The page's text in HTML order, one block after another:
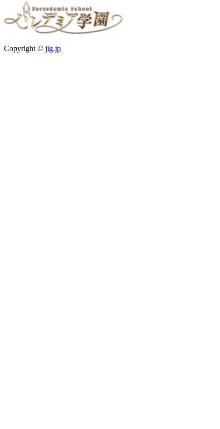
Copyright © jig.jp